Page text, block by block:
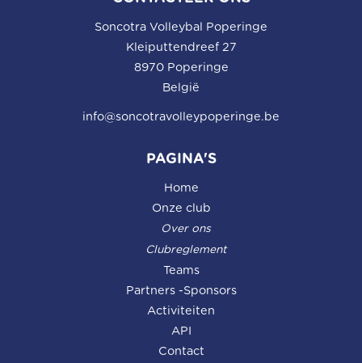
Soncotra Volleybal Poperinge
Kleiputtendreef 27
8970 Poperinge
België
info@soncotravolleypoperinge.be
PAGINA'S
Home
Onze club
Over ons
Clubreglement
Teams
Partners -Sponsors
Activiteiten
API
Contact